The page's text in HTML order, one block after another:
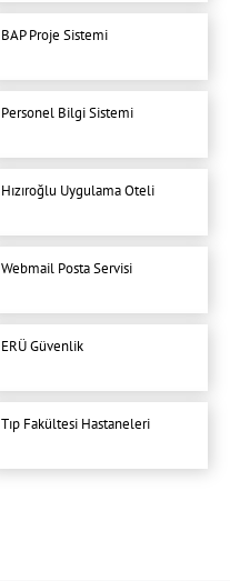
BAP Proje Sistemi
Personel Bilgi Sistemi
Hızıroğlu Uygulama Oteli
Webmail Posta Servisi
ERÜ Güvenlik
Tıp Fakültesi Hastaneleri